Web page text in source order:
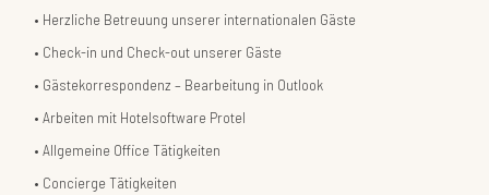
Herzliche Betreuung unserer internationalen Gäste
Check-in und Check-out unserer Gäste
Gästekorrespondenz – Bearbeitung in Outlook
Arbeiten mit Hotelsoftware Protel
Allgemeine Office Tätigkeiten
Concierge Tätigkeiten